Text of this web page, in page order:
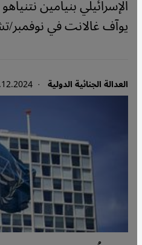
الإسرائيلي بنيامين
يوآف غالانت في نوفمبر/
العدالة الجنائية الدولية · 20.12.2024